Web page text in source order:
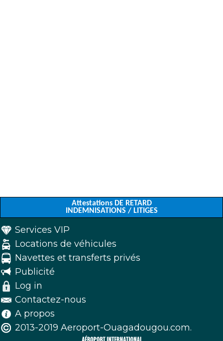
Attestations DE RETARD
INDEMNISATIONS / LITIGES
Services VIP
Locations de véhicules
Navettes et transferts privés
Publicité
Log in
Contactez-nous
A propos
2013-2019 Aeroport-Ouagadougou.com.